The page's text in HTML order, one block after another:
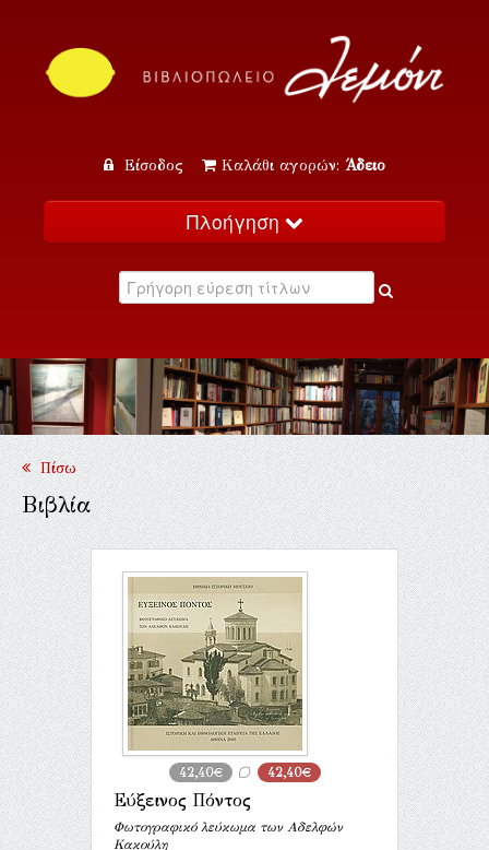
Είσοδος Καλάθι αγορών: Άδειο
Πλοήγηση
Κατάλογος
Εκδηλώσεις
Επικοινωνία
Πίσω
Βιβλία
42,40€ 42,40€
Εύξεινος Πόντος
Φωτογραφικό λεύκωμα των Αδελφών
Κακούλη